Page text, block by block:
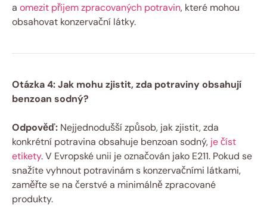
a omezit příjem zpracovaných potravin, které mohou
obsahovat konzervační látky.
Otázka 4: Jak mohu zjistit, zda potraviny obsahují
benzoan sodný?
Odpověď: Nejjednodušší způsob, jak zjistit, zda
konkrétní potravina obsahuje benzoan sodný, je číst
etikety. V Evropské unii je označován jako E211. Pokud se
snažíte vyhnout potravinám s konzervačními látkami,
zaměřte se na čerstvé a minimálně zpracované
produkty.